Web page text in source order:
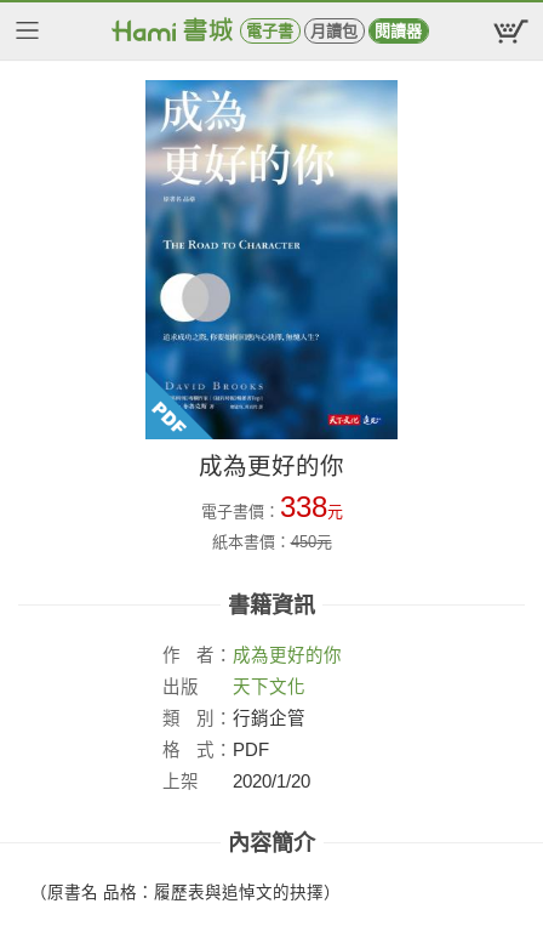
電子書 月讀包 閱讀器
成為更好的你
電子書價： 338元
紙本書價：450元
書籍資訊
作 者： 成為更好的你
出版
社：
天下文化
類
別： 行銷企管
格
式： PDF
上架
2020/1/20
內容簡介
（原書名 品格：履歷表與追悼文的抉擇）